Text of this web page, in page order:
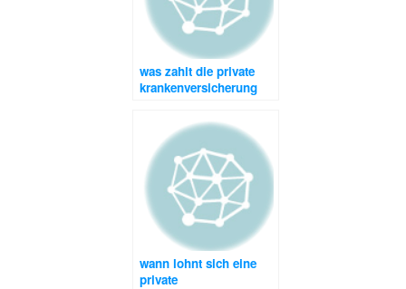
was zahlt die private
krankenversicherung
wann lohnt sich eine
private